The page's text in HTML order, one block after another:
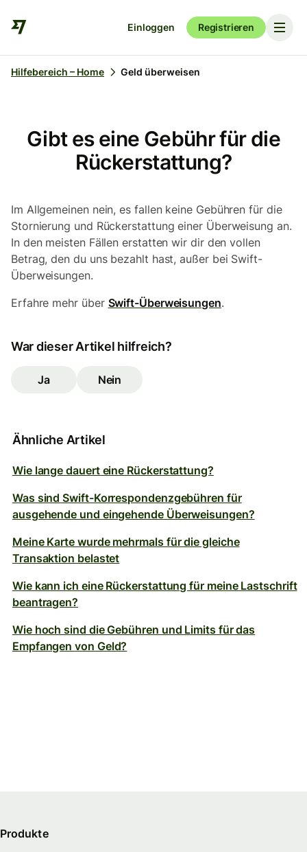
Einloggen Registrieren
Hilfebereich – Home Geld überweisen
Gibt es eine Gebühr für die
Rückerstattung?
Im Allgemeinen nein, es fallen keine Gebühren für die
Stornierung und Rückerstattung einer Überweisung an.
In den meisten Fällen erstatten wir dir den vollen
Betrag, den du uns bezahlt hast, außer bei Swift-
Überweisungen.
Erfahre mehr über Swift-Überweisungen.
War dieser Artikel hilfreich?
Ja Nein
Ähnliche Artikel
Wie lange dauert eine Rückerstattung?
Was sind Swift-Korrespondenzgebühren für
ausgehende und eingehende Überweisungen?
Meine Karte wurde mehrmals für die gleiche
Transaktion belastet
Wie kann ich eine Rückerstattung für meine Lastschrift
beantragen?
Wie hoch sind die Gebühren und Limits für das
Empfangen von Geld?
Produkte